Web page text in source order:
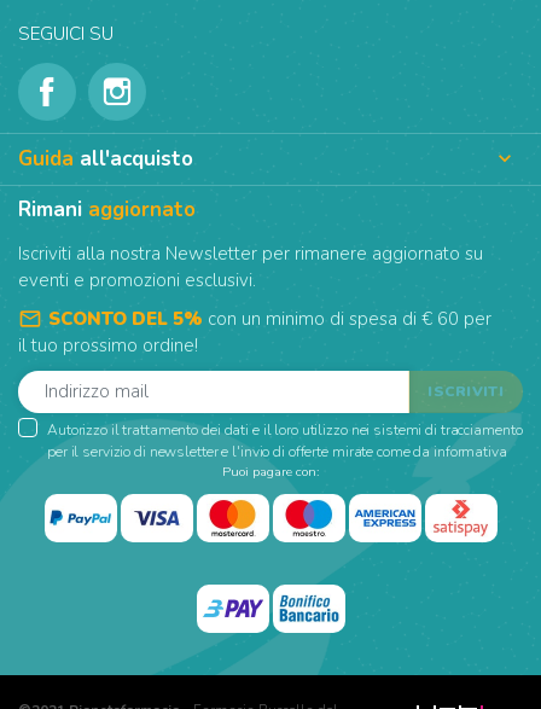
SEGUICI SU
Guida all'acquisto 
Rimani aggiornato
Iscriviti alla nostra Newsletter per rimanere aggiornato su
eventi e promozioni esclusivi.
mail_outline SCONTO DEL 5% con un minimo di spesa di € 60 per
il tuo prossimo ordine!
Autorizzo il trattamento dei dati e il loro utilizzo nei sistemi di tracciamento
per il servizio di newsletter e l'invio di offerte mirate come da informativa
Puoi pagare con: